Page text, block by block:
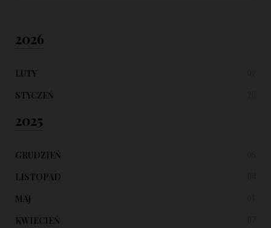
2026
LUTY
STYCZEŃ
2025
GRUDZIEŃ
LISTOPAD
MAJ
KWIECIEŃ